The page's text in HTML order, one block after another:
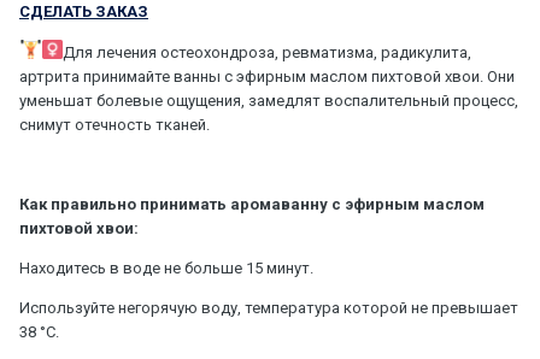
СДЕЛАТЬ ЗАКАЗ
Для лечения остеохондроза, ревматизма, радикулита,
артрита принимайте ванны с эфирным маслом пихтовой хвои. Они
уменьшат болевые ощущения, замедлят воспалительный процесс,
снимут отечность тканей.
Как правильно принимать аромаванну с эфирным маслом
пихтовой хвои:
Находитесь в воде не больше 15 минут.
Используйте негорячую воду, температура которой не превышает
38 °C.